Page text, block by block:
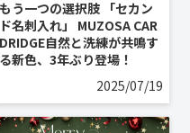
もう一つの選択肢 「セカン
ド名刺入れ」 MUZOSA CAR
DRIDGE自然と洗練が共鳴す
る新色、3年ぶり登場！
2025/07/19